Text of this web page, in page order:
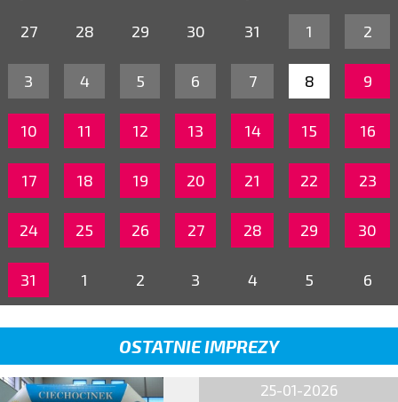
27 28 29 30 31 1 2
3 4 5 6 7 8 9
10 11 12 13 14 15 16
17 18 19 20 21 22 23
24 25 26 27 28 29 30
31 1 2 3 4 5 6
OSTATNIE IMPREZY
25-01-2026